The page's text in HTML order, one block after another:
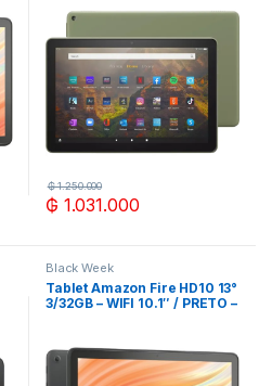
₲ 1.031.000
₲1.250.000
Black Week
Tablet Amazon Fire HD10 13°
3/32GB – WIFI 10.1″ / PRETO –